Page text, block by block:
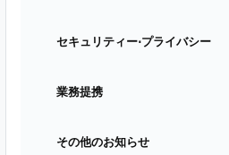
セキュリティー⋅プライバシー
業務提携
その他のお知らせ